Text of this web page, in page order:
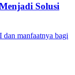
Solusi
manfaatnya bagi